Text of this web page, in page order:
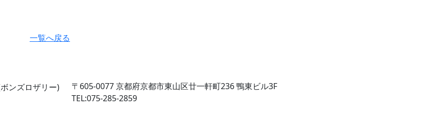
一覧へ戻る
〒605-0077京都府京都市東山区廿一軒町236 鴨東ビル3F
TEL:075-285-2859